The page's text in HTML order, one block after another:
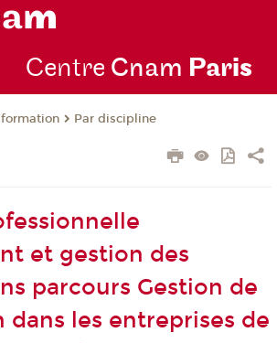
Centre Cnam Paris
Par discipline
et gestion des
parcours Gestion de
dans les entreprises de